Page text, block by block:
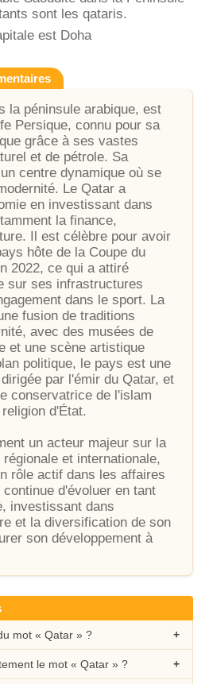
sont les qataris.
est Doha
la péninsule arabique, est
Persique, connu pour sa
grâce à ses vastes
et de pétrole. Sa
centre dynamique où se
Le Qatar a
en investissant dans
la finance,
Il est célèbre pour avoir
hôte de la Coupe du
2022, ce qui a attiré
sur ses infrastructures
dans le sport. La
fusion de traditions
avec des musées de
et une scène artistique
politique, le pays est une
par l'émir du Qatar, et
conservatrice de l'islam
d'État.
un acteur majeur sur la
et internationale,
rôle actif dans les affaires
d'évoluer en tant
investissant dans
et la diversification de son
son développement à
mot « Qatar » ?
le mot « Qatar » ?